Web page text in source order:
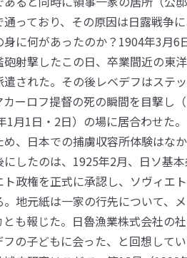
っており、その原因は日露戦争に
に何があったのか？1904年3月6
射撃したこの日、卒業間近の東
された。その後レベデフはステ
ーロフ提督の死の瞬間を目撃し
1月1日・2日）の場に居合わせた
、日本での捕虜収容所体験はなか
したのは、1925年2月、日ソ基
政権を正式に承認し、ソヴィエ
地元紙は一家の行先について、
も報じた。日魯漁業株式会社の
の子どもに会った、と回想して